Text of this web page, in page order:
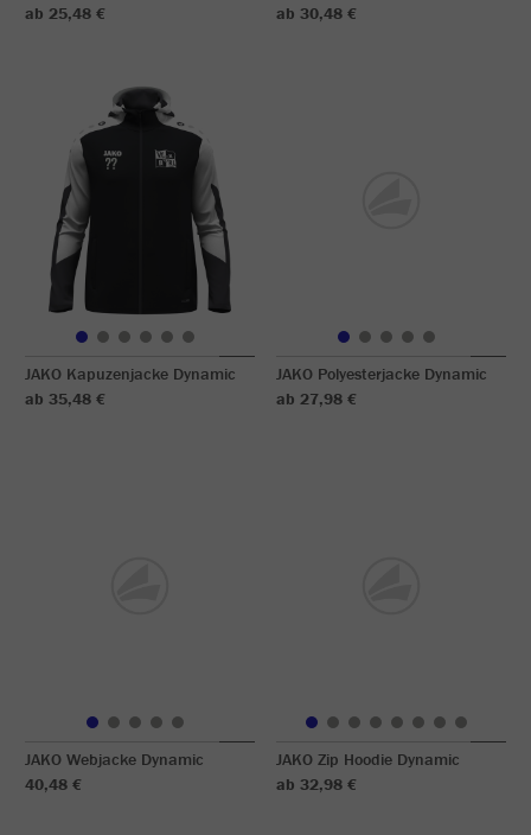
ab 25,48 €
ab 30,48 €
JAKO Kapuzenjacke Dynamic
ab 35,48 €
JAKO Polyesterjacke Dynamic
ab 27,98 €
JAKO Webjacke Dynamic
40,48 €
JAKO Zip Hoodie Dynamic
ab 32,98 €